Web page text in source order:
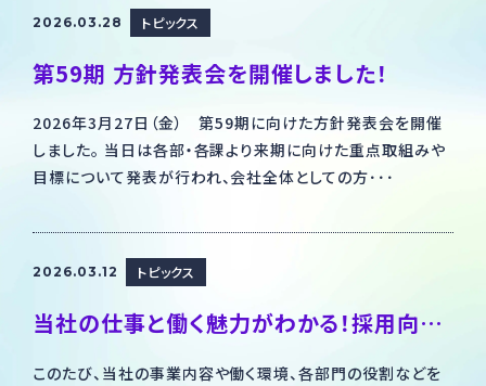
2026.03.28 トピックス
第59期 方針発表会を開催しました！
2026年3月27日（金） 第59期に向けた方針発表会を開催
しました。 当日は各部・各課より来期に向けた重点取組みや
目標について発表が行われ、会社全体としての方･･･
2026.03.12 トピックス
当社の仕事と働く魅力がわかる！採用向け会社紹介リーフレットを公開しました
このたび、当社の事業内容や働く環境、各部門の役割などを